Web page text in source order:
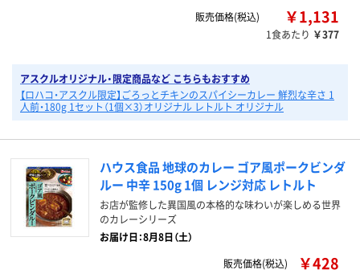
販売価格(税込) ￥1,131
1食あたり ￥377
アスクルオリジナル・限定商品など こちらもおすすめ
【ロハコ・アスクル限定】ごろっとチキンのスパイシーカレー 鮮烈な辛さ 1
人前・180g 1セット（1個×3）オリジナル レトルト オリジナル
ハウス食品 地球のカレー ゴア風ポークビンダ
ルー 中辛 150g 1個 レンジ対応 レトルト
お店が監修した異国風の本格的な味わいが楽しめる世界
のカレーシリーズ
お届け日：8月8日（土）
販売価格(税込)
￥428